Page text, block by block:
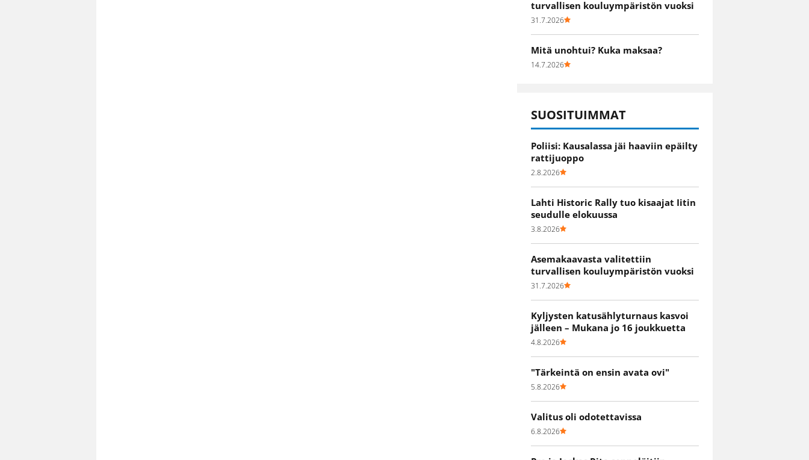
turvallisen kouluympäristön vuoksi
31.7.2026
Mitä unohtui? Kuka maksaa?
14.7.2026
SUOSITUIMMAT
Poliisi: Kausalassa jäi haaviin epäilty
rattijuoppo
2.8.2026
Lahti Historic Rally tuo kisaajat Iitin
seudulle elokuussa
3.8.2026
Asemakaavasta valitettiin
turvallisen kouluympäristön vuoksi
31.7.2026
Kyljysten katusählyturnaus kasvoi
jälleen – Mukana jo 16 joukkuetta
4.8.2026
"Tärkeintä on ensin avata ovi"
5.8.2026
Valitus oli odotettavissa
6.8.2026